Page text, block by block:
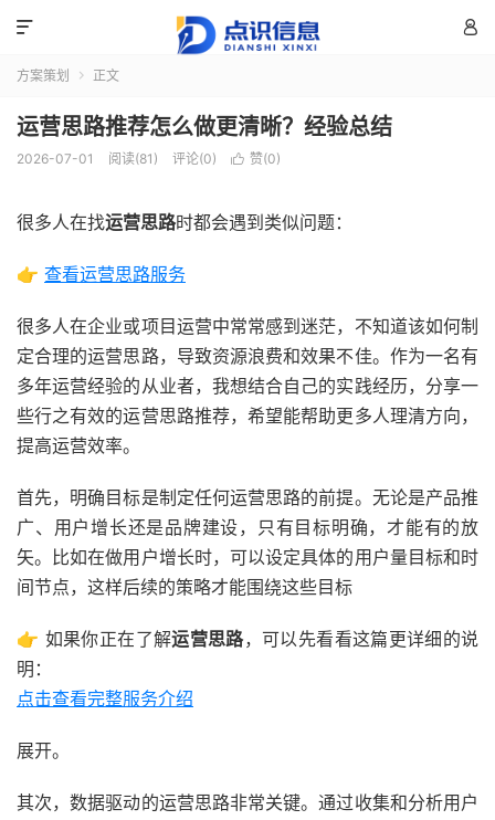


方案策划  正文
运营思路推荐怎么做更清晰？经验总结
2026-07-01 阅读(81) 评论(0)  赞(0)
很多人在找运营思路时都会遇到类似问题：
👉 查看运营思路服务
很多人在企业或项目运营中常常感到迷茫，不知道该如何制
定合理的运营思路，导致资源浪费和效果不佳。作为一名有
多年运营经验的从业者，我想结合自己的实践经历，分享一
些行之有效的运营思路推荐，希望能帮助更多人理清方向，
提高运营效率。
首先，明确目标是制定任何运营思路的前提。无论是产品推
广、用户增长还是品牌建设，只有目标明确，才能有的放
矢。比如在做用户增长时，可以设定具体的用户量目标和时
间节点，这样后续的策略才能围绕这些目标
👉 如果你正在了解运营思路，可以先看看这篇更详细的说
明：
点击查看完整服务介绍
展开。
其次，数据驱动的运营思路非常关键。通过收集和分析用户